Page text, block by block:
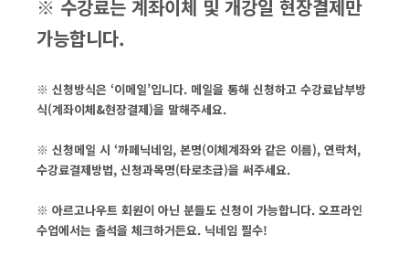
※ 수강료는 계좌이체 및 개강일 현장결제만
가능합니다.
※ 신청방식은 ‘이메일’입니다. 메일을 통해 신청하고 수강료납부방
식(계좌이체&현장결제)을 말해주세요.
※ 신청메일 시 ‘까페닉네임, 본명(이체계좌와 같은 이름), 연락처,
수강료결제방법, 신청과목명(타로초급)을 써주세요.
※ 아르고나우트 회원이 아닌 분들도 신청이 가능합니다. 오프라인
수업에서는 출석을 체크하거든요. 닉네임 필수!